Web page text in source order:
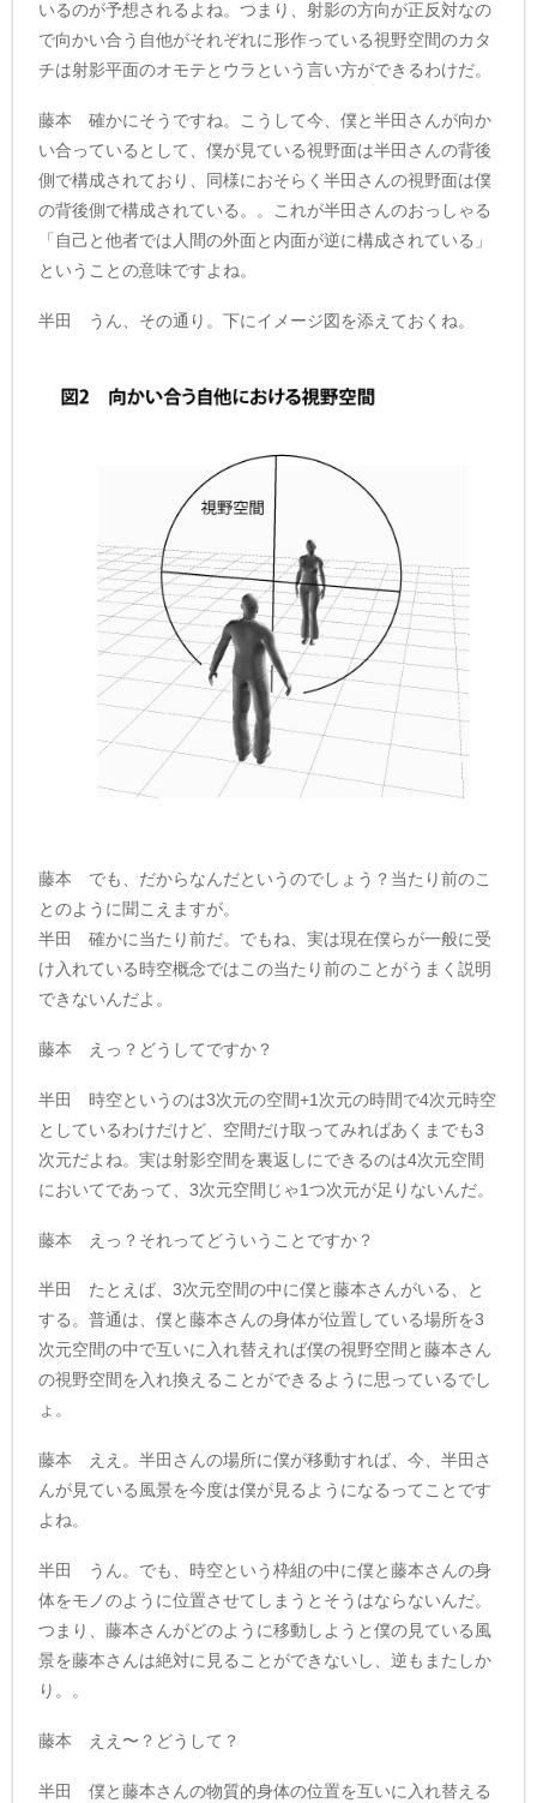
いるのが予想されるよね。つまり、射影の方向が正反対なの
で向かい合う自他がそれぞれに形作っている視野空間のカタ
チは射影平面のオモテとウラという言い方ができるわけだ。
藤本 確かにそうですね。こうして今、僕と半田さんが向か
い合っているとして、僕が見ている視野面は半田さんの背後
側で構成されており、同様におそらく半田さんの視野面は僕
の背後側で構成されている。。これが半田さんのおっしゃる
「自己と他者では人間の外面と内面が逆に構成されている」
ということの意味ですよね。
半田 うん、その通り。下にイメージ図を添えておくね。
藤本 でも、だからなんだというのでしょう？当たり前のこ
とのように聞こえますが。
半田 確かに当たり前だ。でもね、実は現在僕らが一般に受
け入れている時空概念ではこの当たり前のことがうまく説明
できないんだよ。
藤本 えっ？どうしてですか？
半田 時空というのは3次元の空間+1次元の時間で4次元時空
としているわけだけど、空間だけ取ってみればあくまでも3
次元だよね。実は射影空間を裏返しにできるのは4次元空間
においてであって、3次元空間じゃ1つ次元が足りないんだ。
藤本 えっ？それってどういうことですか？
半田 たとえば、3次元空間の中に僕と藤本さんがいる、と
する。普通は、僕と藤本さんの身体が位置している場所を3
次元空間の中で互いに入れ替えれば僕の視野空間と藤本さん
の視野空間を入れ換えることができるように思っているでし
ょ。
藤本 ええ。半田さんの場所に僕が移動すれば、今、半田さ
んが見ている風景を今度は僕が見るようになるってことです
よね。
半田 うん。でも、時空という枠組の中に僕と藤本さんの身
体をモノのように位置させてしまうとそうはならないんだ。
つまり、藤本さんがどのように移動しようと僕の見ている風
景を藤本さんは絶対に見ることができないし、逆もまたしか
り。。
藤本 ええ〜？どうして？
半田 僕と藤本さんの物質的身体の位置を互いに入れ替える